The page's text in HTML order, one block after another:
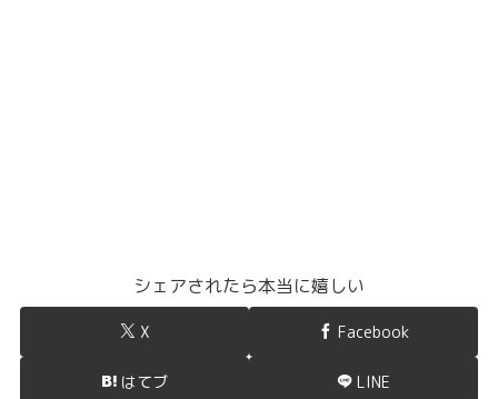
シェアされたら本当に嬉しい
X Facebook
はてブ LINE